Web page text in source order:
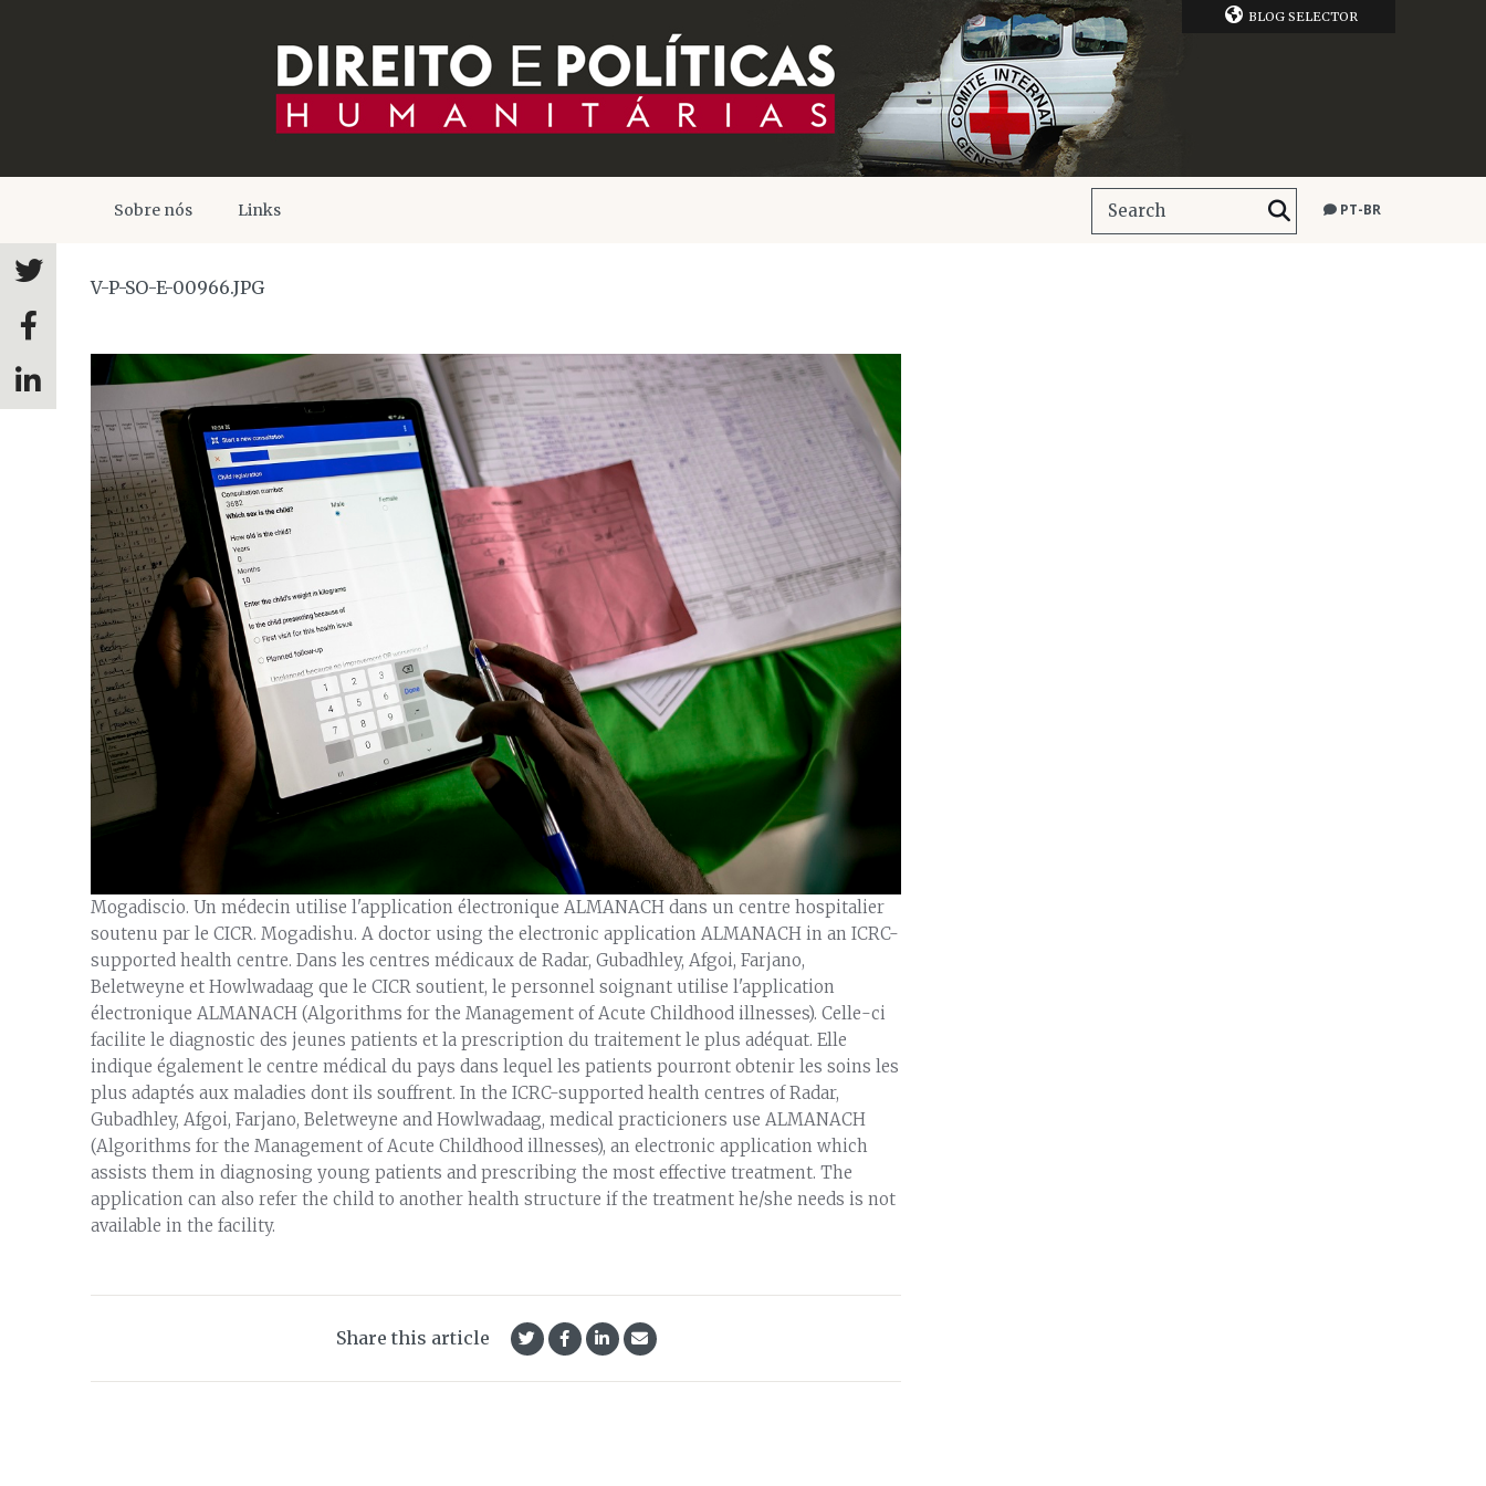
BLOG SELECTOR
Sobre nós Links PT-BR
V-P-SO-E-00966.JPG
Mogadiscio. Un médecin utilise l'application électronique ALMANACH dans un centre hospitalier
soutenu par le CICR. Mogadishu. A doctor using the electronic application ALMANACH in an ICRC-
supported health centre. Dans les centres médicaux de Radar, Gubadhley, Afgoi, Farjano,
Beletweyne et Howlwadaag que le CICR soutient, le personnel soignant utilise l'application
électronique ALMANACH (Algorithms for the Management of Acute Childhood illnesses). Celle-ci
facilite le diagnostic des jeunes patients et la prescription du traitement le plus adéquat. Elle
indique également le centre médical du pays dans lequel les patients pourront obtenir les soins les
plus adaptés aux maladies dont ils souffrent. In the ICRC-supported health centres of Radar,
Gubadhley, Afgoi, Farjano, Beletweyne and Howlwadaag, medical practicioners use ALMANACH
(Algorithms for the Management of Acute Childhood illnesses), an electronic application which
assists them in diagnosing young patients and prescribing the most effective treatment. The
application can also refer the child to another health structure if the treatment he/she needs is not
available in the facility.
Share this article